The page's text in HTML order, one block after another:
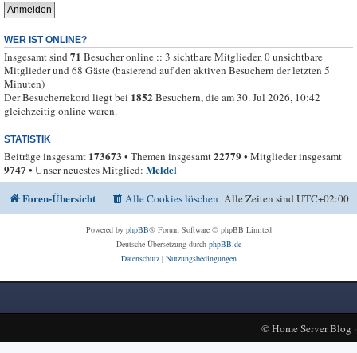
WER IST ONLINE?
Insgesamt sind71 Besucher online :: 3 sichtbare Mitglieder, 0 unsichtbare
Mitglieder und 68 Gäste (basierend auf den aktiven Besuchern der letzten 5
Minuten)
Der Besucherrekord liegt bei 1852Besuchern, die am 30. Jul 2026, 10:42
gleichzeitig online waren.
STATISTIK
Beiträge insgesamt 173673 • Themen insgesamt22779• Mitglieder insgesamt
9747• Unser neuestes Mitglied: Meldel
Foren-Übersicht
Alle Zeiten sindUTC+02:00
Alle Cookies löschen
Powered by phpBB® Forum Software © phpBB Limited
Deutsche Übersetzung durch phpBB.de
Datenschutz| Nutzungsbedingungen
©Home Server Blog